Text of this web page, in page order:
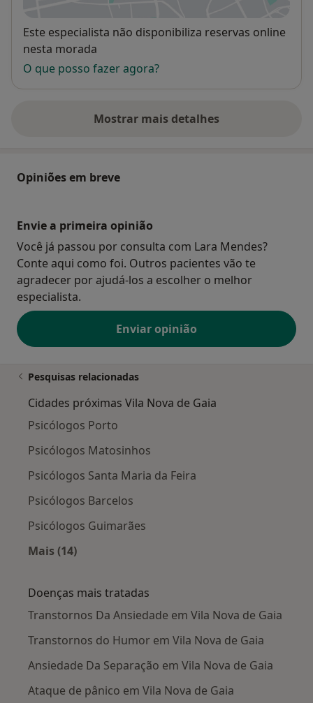
Disponibilidade
Este especialista não disponibiliza reservas online
nesta morada
O que posso fazer agora?
Mostrar mais detalhes
sobre o endereço
Opiniões em breve
Envie a primeira opinião
Você já passou por consulta com Lara Mendes?
Conte aqui como foi. Outros pacientes vão te
agradecer por ajudá-los a escolher o melhor
especialista.
Enviar opinião
Pesquisas relacionadas
Cidades próximas Vila Nova de Gaia
Psicólogos Porto
Psicólogos Matosinhos
Psicólogos Santa Maria da Feira
Psicólogos Barcelos
Psicólogos Guimarães
Mais (14)
Doenças mais tratadas
Transtornos Da Ansiedade em Vila Nova de Gaia
Transtornos do Humor em Vila Nova de Gaia
Ansiedade Da Separação em Vila Nova de Gaia
Ataque de pânico em Vila Nova de Gaia